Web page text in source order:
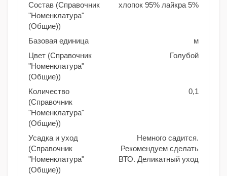
Состав (Справочник
"Номенклатура"
(Общие))
хлопок 95% лайкра 5%
Базовая единица
м
Цвет (Справочник
"Номенклатура"
(Общие))
Голубой
Количество
(Справочник
"Номенклатура"
(Общие))
0,1
Усадка и уход
(Справочник
"Номенклатура"
(Общие))
Немного садится.
Рекомендуем сделать
ВТО. Деликатный уход